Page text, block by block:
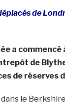
de
a
de
de réserves
le